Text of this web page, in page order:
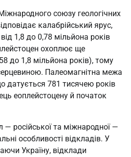
союзу геологічних
калабрійський ярус,
1,8 до 0,78 мільйона років
охоплює ще
до 1,8 мільйона років), тому
Палеомагнітна межа
781 тисячею років
еоплейстоцену й початок
— російської та міжнародної —
особливості відкладів. У
Україну, відклади